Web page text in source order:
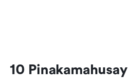
10